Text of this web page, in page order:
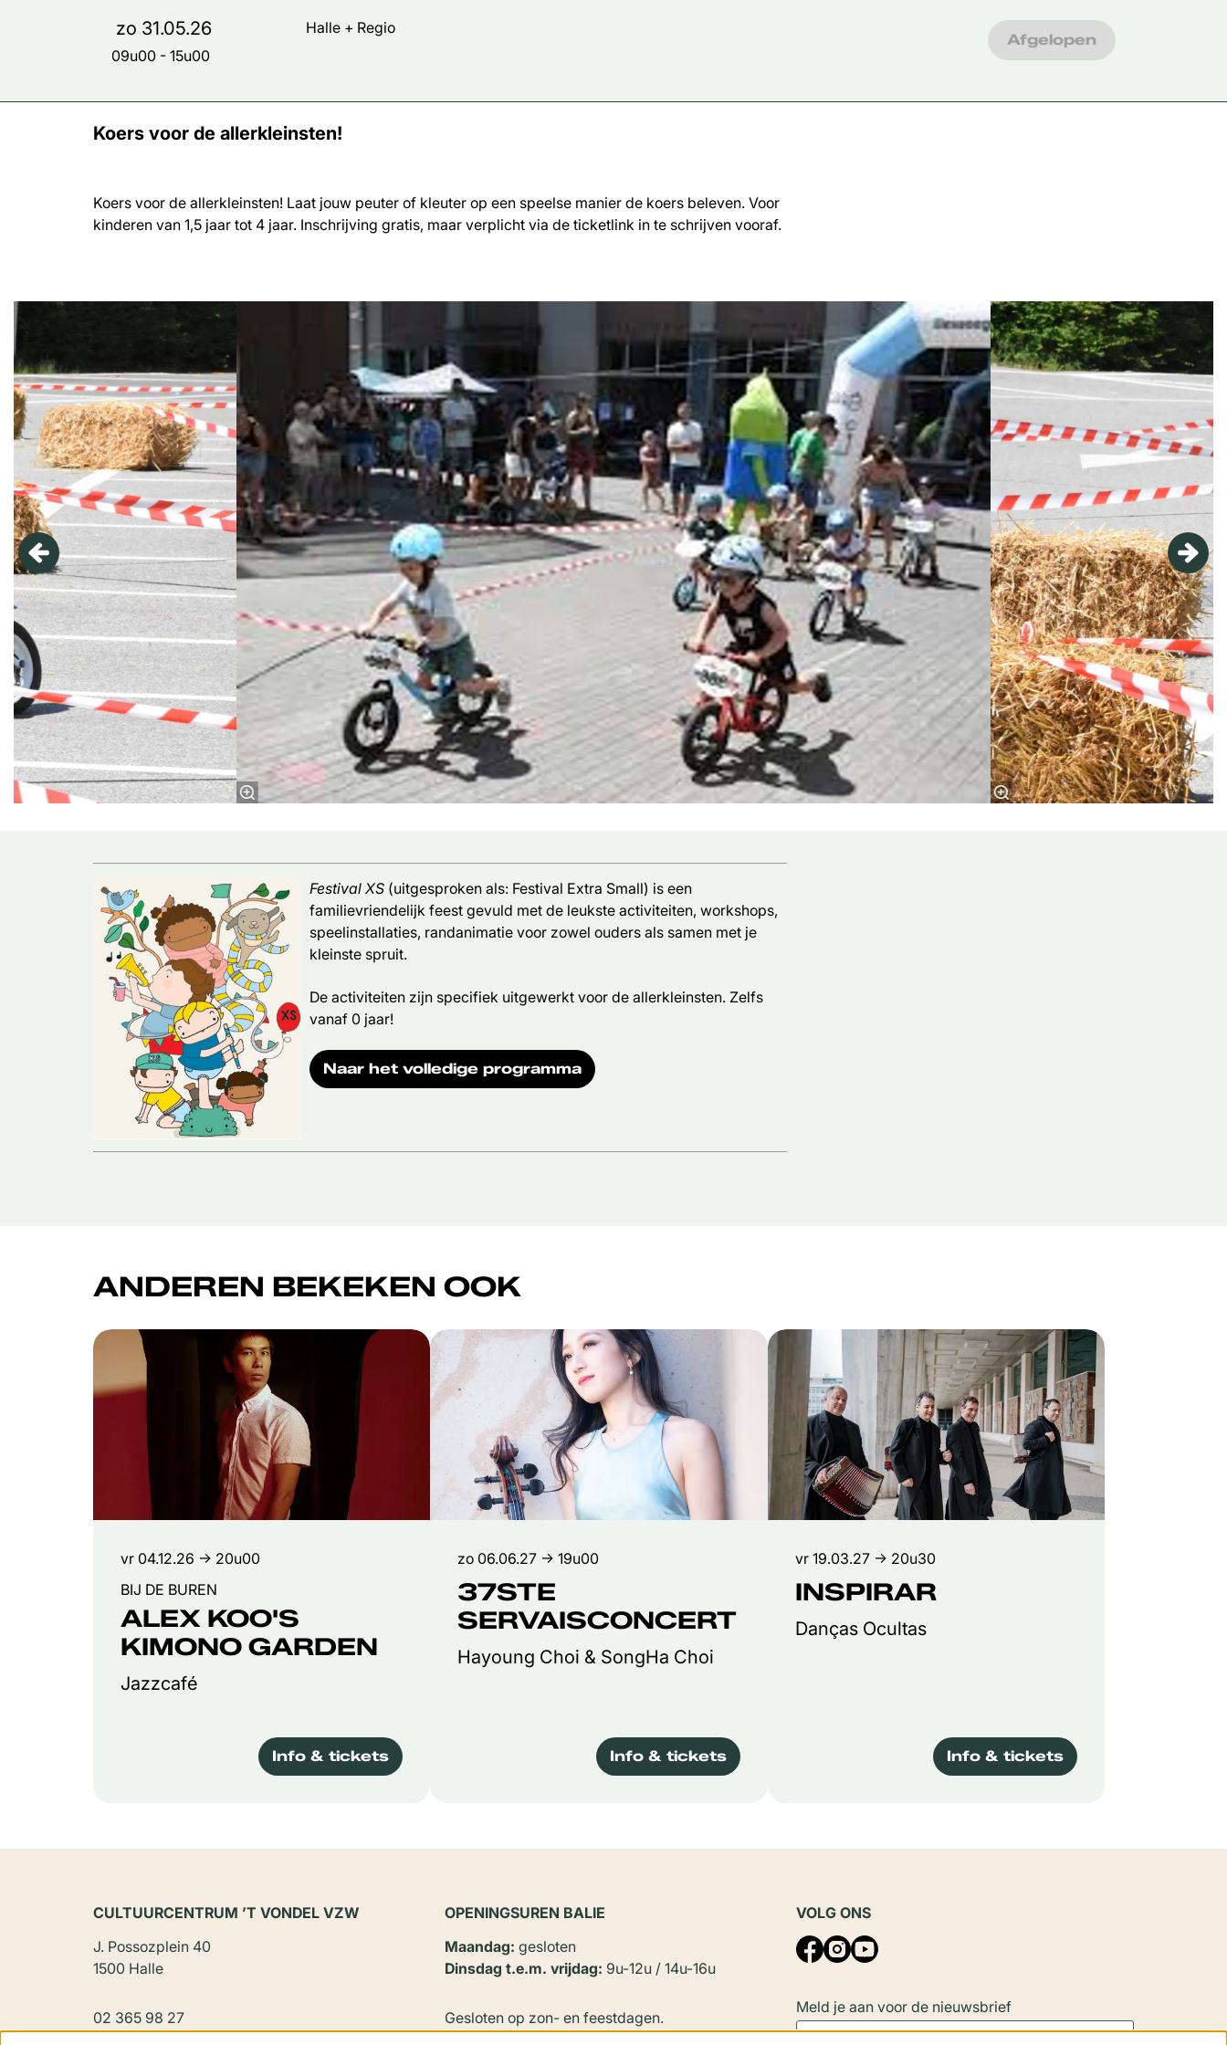
zo 31.05.26
09u00 - 15u00
Halle + Regio
Afgelopen
Koers voor de allerkleinsten!
Koers voor de allerkleinsten! Laat jouw peuter of kleuter op een speelse manier de koers beleven. Voor
kinderen van 1,5 jaar tot 4 jaar. Inschrijving gratis, maar verplicht via de ticketlink in te schrijven vooraf.
Overslaan
Festival XS(uitgesproken als: Festival Extra Small) is een
familievriendelijk feest gevuld met de leukste activiteiten, workshops,
speelinstallaties, randanimatie voor zowel ouders als samen met je
kleinste spruit.
De activiteiten zijn specifiek uitgewerkt voor de allerkleinsten. Zelfs
vanaf 0 jaar!
Naar het volledige programma
ANDEREN BEKEKEN OOK
Overslaan
ALEX KOO'S
KIMONO GARDEN
Jazzcafé
BIJ DE BUREN
vr 04.12.26 → 20u00
Info & tickets
37STE
SERVAISCONCERT
Hayoung Choi & SongHa Choi
zo 06.06.27 → 19u00
Info & tickets
INSPIRAR
Danças Ocultas
vr 19.03.27 → 20u30
Info & tickets
CULTUURCENTRUM ’T VONDEL VZW
J. Possozplein 40
1500 Halle
02 365 98 27
OPENINGSUREN BALIE
Maandag: gesloten
Dinsdag t.e.m. vrijdag: 9u-12u / 14u-16u
Gesloten op zon- en feestdagen.
VOLG ONS
Meld je aan voor de nieuwsbrief